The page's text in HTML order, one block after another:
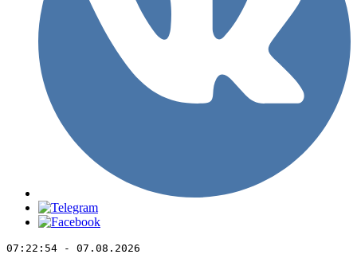
07:22:54 - 07.08.2026